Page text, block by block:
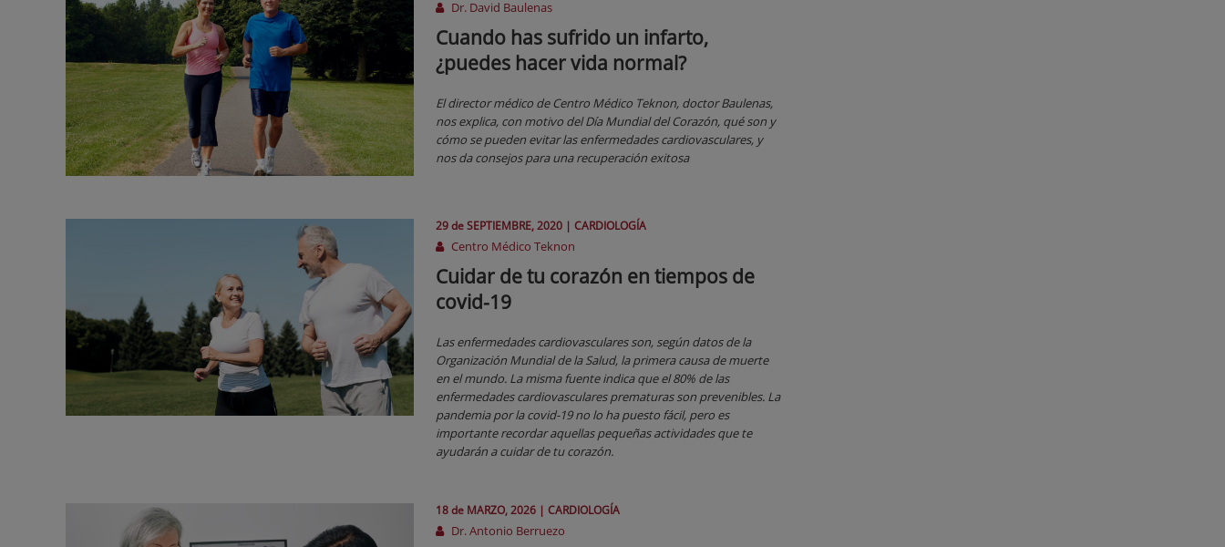
Dr. David Baulenas
Cuando has sufrido un infarto,
¿puedes hacer vida normal?
El director médico de Centro Médico Teknon, doctor Baulenas,
nos explica, con motivo del Día Mundial del Corazón, qué son y
cómo se pueden evitar las enfermedades cardiovasculares, y
nos da consejos para una recuperación exitosa
29 deSEPTIEMBRE, 2020 | CARDIOLOGÍA
Centro Médico Teknon
Cuidar de tu corazón en tiempos de
covid-19
Las enfermedades cardiovasculares son, según datos de la
Organización Mundial de la Salud, la primera causa de muerte
en el mundo. La misma fuente indica que el 80% de las
enfermedades cardiovasculares prematuras son prevenibles. La
pandemia por la covid-19 no lo ha puesto fácil, pero es
importante recordar aquellas pequeñas actividades que te
ayudarán a cuidar de tu corazón.
18 de MARZO, 2026 | CARDIOLOGÍA
Dr. Antonio Berruezo